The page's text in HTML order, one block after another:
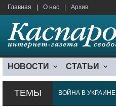
Главная О нас Архив
НОВОСТИ СТАТЬИ
ТЕМЫ ВОЙНА В УКРАИНЕ